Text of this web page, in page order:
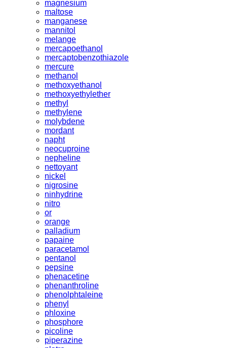
magnesium
maltose
manganese
mannitol
melange
mercapoethanol
mercaptobenzothiazole
mercure
methanol
methoxyethanol
methoxyethylether
methyl
methylene
molybdene
mordant
napht
neocuproine
nepheline
nettoyant
nickel
nigrosine
ninhydrine
nitro
or
orange
palladium
papaine
paracetamol
pentanol
pepsine
phenacetine
phenanthroline
phenolphtaleine
phenyl
phloxine
phosphore
picoline
piperazine